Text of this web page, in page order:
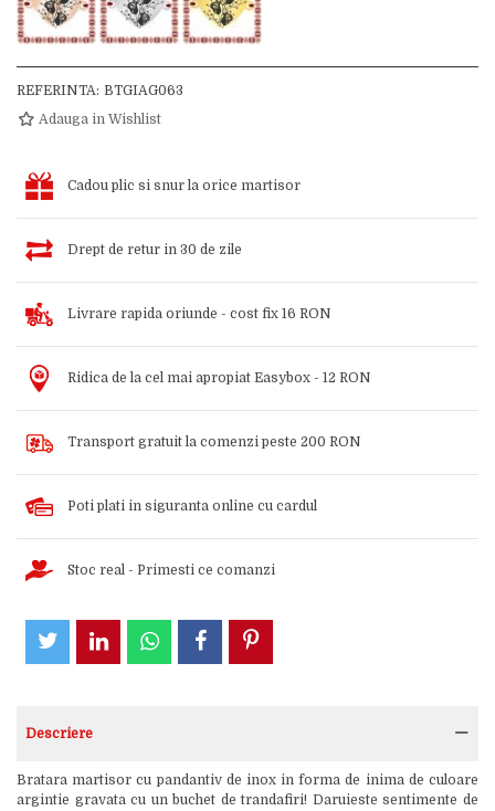
REFERINTA: BTGIAG063
Adauga in Wishlist
Cadou plic si snur la orice martisor
Drept de retur in 30 de zile
Livrare rapida oriunde - cost fix 16 RON
Ridica de la cel mai apropiat Easybox - 12 RON
Transport gratuit la comenzi peste 200 RON
Poti plati in siguranta online cu cardul
Stoc real - Primesti ce comanzi
Descriere
Bratara martisor cu pandantiv de inox in forma de inima de culoare
argintie gravata cu un buchet de trandafiri! Daruieste sentimente de